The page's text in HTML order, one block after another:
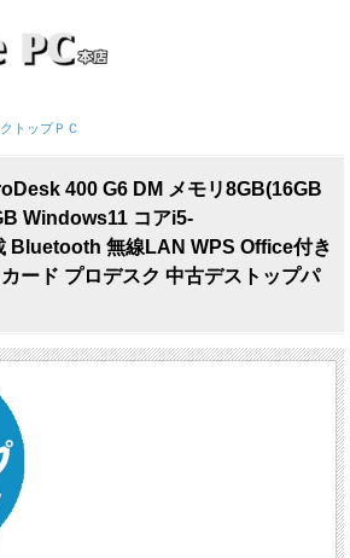
トップＰＣ
400 G6 DM メモリ8GB(16GB
Windows11 コアi5-
Bluetooth 無線LAN WPS Office付き
ード プロデスク 中古デストップパ